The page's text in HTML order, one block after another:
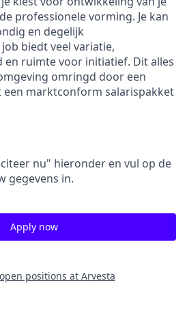
professionele vorming. Je kan
en degelijk
biedt veel variatie,
ruimte voor initiatief. Dit alles
omringd door een
een marktconform salarispakket
nu" hieronder en vul op de
gegevens in.
Apply now
positions at Arvesta